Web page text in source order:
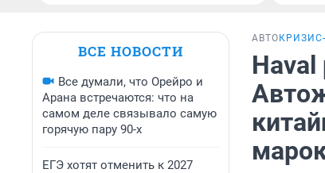
ВСЕ НОВОСТИ
Все думали, что Орейро и
Арана встречаются: что на
самом деле связывало самую
горячую пару 90-х
ЕГЭ хотят отменить к 2027
АВТО